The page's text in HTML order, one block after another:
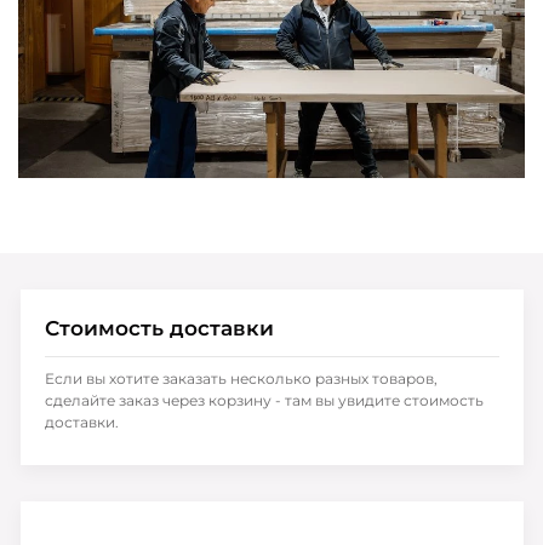
Стоимость доставки
Если вы хотите заказать несколько разных товаров,
сделайте заказ через корзину - там вы увидите стоимость
доставки.